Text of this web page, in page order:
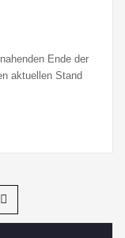
Ende der
aktuellen Stand